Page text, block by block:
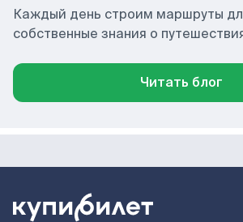
Каждый день строим маршруты
собственные знания о
Читать блог